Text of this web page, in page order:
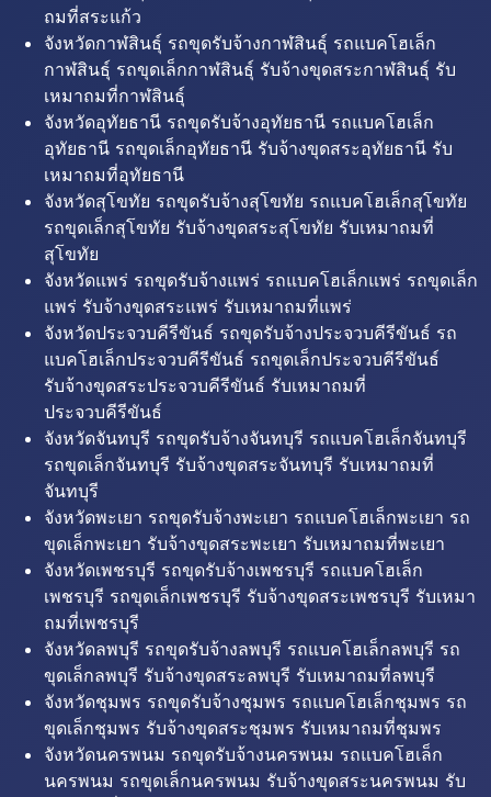
ถมที่สระแก้ว
จังหวัดกาฬสินธุ์ รถขุดรับจ้างกาฬสินธุ์ รถแบคโฮเล็ก
กาฬสินธุ์ รถขุดเล็กกาฬสินธุ์ รับจ้างขุดสระกาฬสินธุ์ รับ
เหมาถมที่กาฬสินธุ์
จังหวัดอุทัยธานี รถขุดรับจ้างอุทัยธานี รถแบคโฮเล็ก
อุทัยธานี รถขุดเล็กอุทัยธานี รับจ้างขุดสระอุทัยธานี รับ
เหมาถมที่อุทัยธานี
จังหวัดสุโขทัย รถขุดรับจ้างสุโขทัย รถแบคโฮเล็กสุโขทัย
รถขุดเล็กสุโขทัย รับจ้างขุดสระสุโขทัย รับเหมาถมที่
สุโขทัย
จังหวัดแพร่ รถขุดรับจ้างแพร่ รถแบคโฮเล็กแพร่ รถขุดเล็ก
แพร่ รับจ้างขุดสระแพร่ รับเหมาถมที่แพร่
จังหวัดประจวบคีรีขันธ์ รถขุดรับจ้างประจวบคีรีขันธ์ รถ
แบคโฮเล็กประจวบคีรีขันธ์ รถขุดเล็กประจวบคีรีขันธ์
รับจ้างขุดสระประจวบคีรีขันธ์ รับเหมาถมที่
ประจวบคีรีขันธ์
จังหวัดจันทบุรี รถขุดรับจ้างจันทบุรี รถแบคโฮเล็กจันทบุรี
รถขุดเล็กจันทบุรี รับจ้างขุดสระจันทบุรี รับเหมาถมที่
จันทบุรี
จังหวัดพะเยา รถขุดรับจ้างพะเยา รถแบคโฮเล็กพะเยา รถ
ขุดเล็กพะเยา รับจ้างขุดสระพะเยา รับเหมาถมที่พะเยา
จังหวัดเพชรบุรี รถขุดรับจ้างเพชรบุรี รถแบคโฮเล็ก
เพชรบุรี รถขุดเล็กเพชรบุรี รับจ้างขุดสระเพชรบุรี รับเหมา
ถมที่เพชรบุรี
จังหวัดลพบุรี รถขุดรับจ้างลพบุรี รถแบคโฮเล็กลพบุรี รถ
ขุดเล็กลพบุรี รับจ้างขุดสระลพบุรี รับเหมาถมที่ลพบุรี
จังหวัดชุมพร รถขุดรับจ้างชุมพร รถแบคโฮเล็กชุมพร รถ
ขุดเล็กชุมพร รับจ้างขุดสระชุมพร รับเหมาถมที่ชุมพร
จังหวัดนครพนม รถขุดรับจ้างนครพนม รถแบคโฮเล็ก
นครพนม รถขุดเล็กนครพนม รับจ้างขุดสระนครพนม รับ